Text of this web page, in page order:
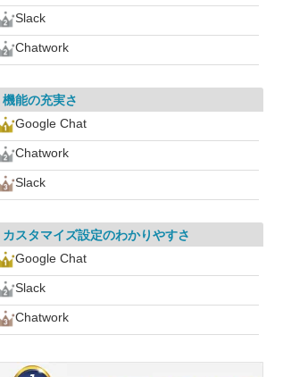
Slack
Chatwork
機能の充実さ
Google Chat
Chatwork
Slack
カスタマイズ設定のわかりやすさ
Google Chat
Slack
Chatwork